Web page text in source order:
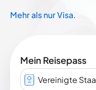
Mehr als nur Visa.
Mein Reisepass
Vereinigte